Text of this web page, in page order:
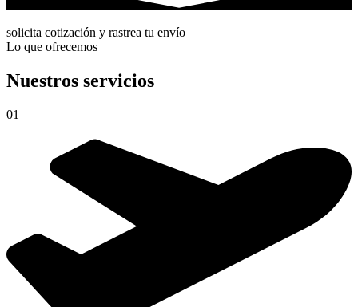
solicita cotización y rastrea tu envío
Lo que ofrecemos
Nuestros servicios
01